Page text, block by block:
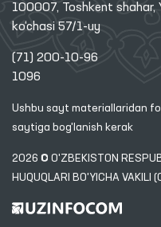
100007, Toshkent shahar,
ko‘chasi 57/1-uy
(71) 200-10-96
1096
Ushbu sayt materiallaridan
saytiga bog'lanish kerak
2026 © O'ZBEKISTON
HUQUQLARI BO'YICHA VAKILI